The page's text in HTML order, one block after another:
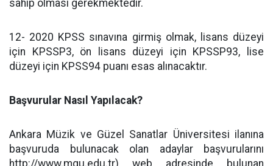
sahip olması gerekmektedir.
12- 2020 KPSS sınavına girmiş olmak, lisans düzeyi
için KPSSP3, ön lisans düzeyi için KPSSP93, lise
düzeyi için KPSS94 puanı esas alınacaktır.
Başvurular Nasıl Yapılacak?
Ankara Müzik ve Güzel Sanatlar Üniversitesi ilanına
başvuruda bulunacak olan adaylar başvurularını